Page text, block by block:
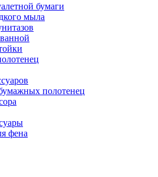
бумаги
мыла
полотенец
фена